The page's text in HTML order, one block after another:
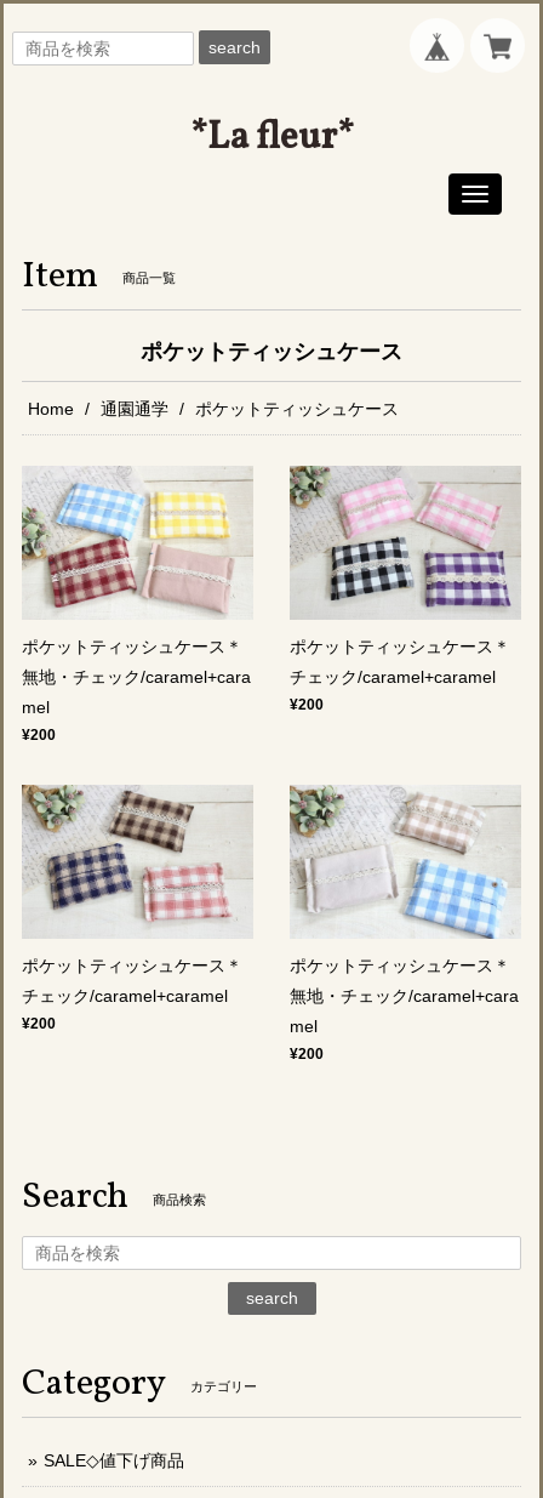
search
*La fleur*
Toggle
Item 商品一覧
ポケットティッシュケース
Home 通園通学 ポケットティッシュケース
ポケットティッシュケース＊
無地・チェック/caramel+cara
mel
¥200
ポケットティッシュケース＊
チェック/caramel+caramel
¥200
ポケットティッシュケース＊
チェック/caramel+caramel
¥200
ポケットティッシュケース＊
無地・チェック/caramel+cara
mel
¥200
Search 商品検索
search
Category カテゴリー
SALE◇値下げ商品